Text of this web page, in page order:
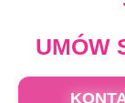
UMÓW